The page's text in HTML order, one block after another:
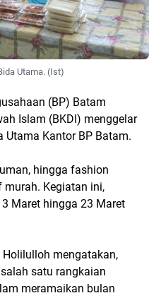
Utama. (Ist)
(BP) Batam
Islam (BKDI) menggelar
Utama Kantor BP Batam.
hingga fashion
Kegiatan ini,
Maret hingga 23 Maret
Holilulloh mengatakan,
satu rangkaian
meramaikan bulan